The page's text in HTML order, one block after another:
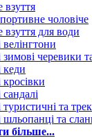
взуття
чоловіче
взуття для води
велінгтони
зимові черевики
кеди
кросівки
сандалі
туристичні та
шльопанці та
більше...